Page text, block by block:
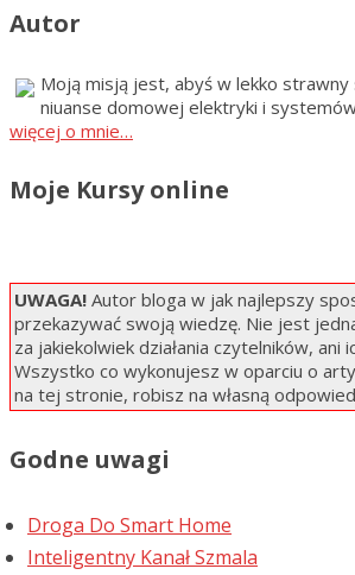
Autor
Moją misją jest, abyś w lekko
niuanse domowej elektryki i
więcej o mnie…
Moje Kursy online
UWAGA! Autor bloga w jak najlepszy
przekazywać swoją wiedzę. Nie jest
za jakiekolwiek działania czytelników, ani
Wszystko co wykonujesz w oparciu o
na tej stronie, robisz na własną
Godne uwagi
Droga Do Smart Home
Inteligentny Kanał Szmala